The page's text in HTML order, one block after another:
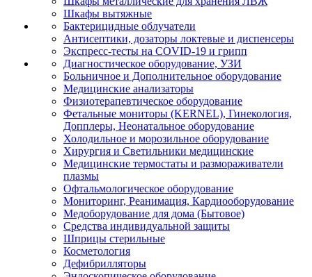
Шкафы вытяжные
Бактерицидные облучатели
Антисептики, дозаторы локтевые и диспенсеры
Экспресс-тесты на COVID-19 и грипп
Диагностическое оборудование, УЗИ
Больничное и Дополнительное оборудование
Медицинские анализаторы
Физиотерапевтическое оборудование
Фетальные мониторы (KERNEL), Гинекология,
Допплеры, Неонатальное оборудование
Холодильное и морозильное оборудование
Хирургия и Светильники медицинские
Медицинские термостаты и размораживатели
плазмы
Офтальмологическое оборудование
Мониторинг, Реанимация, Кардиооборудование
Медоборудование для дома (Бытовое)
Средства индивидуальной защиты
Шприцы стерильные
Косметология
Дефибрилляторы